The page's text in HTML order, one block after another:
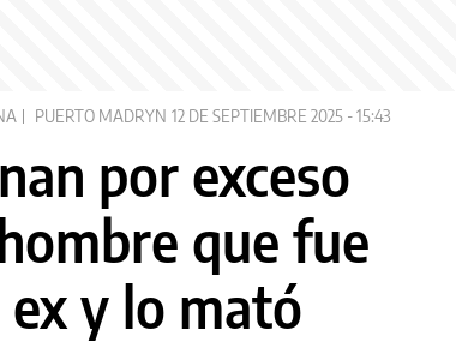
PUERTO MADRYN 12 DE SEPTIEMBRE 2025 - 15:43
por exceso
que fue
ex y lo mató